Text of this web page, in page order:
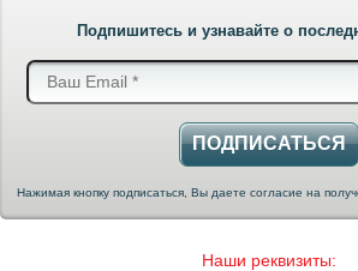
Подпишитесь и узнавайте о
ПОДПИСАТЬСЯ
Нажимая кнопку подписаться, Вы даете согласие на
Наши реквизиты: